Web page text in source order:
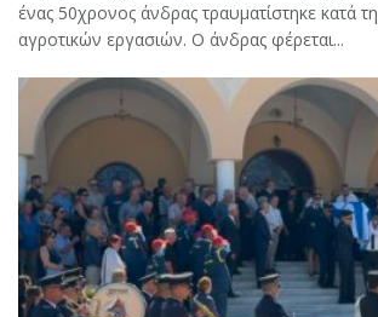
ένας 50χρονος άνδρας τραυματίστηκε κατά
αγροτικών εργασιών. Ο άνδρας φέρεται...